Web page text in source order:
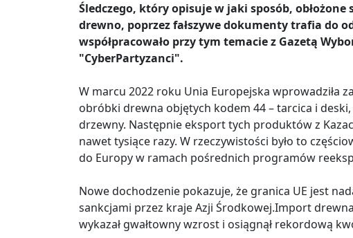
Śledczego, który opisuje w jaki sposób,
drewno, poprzez fałszywe dokumenty trafia do
współpracowało przy tym temacie z Gazetą
"CyberPartyzanci".
W marcu 2022 roku Unia Europejska wprowadziła
obróbki drewna objętych kodem 44 – tarcica i
drzewny. Następnie eksport tych produktów z
nawet tysiące razy. W rzeczywistości było to
do Europy w ramach pośrednich programów
Nowe dochodzenie pokazuje, że granica UE jest
sankcjami przez kraje Azji Środkowej.Import
wykazał gwałtowny wzrost i osiągnął rekordową